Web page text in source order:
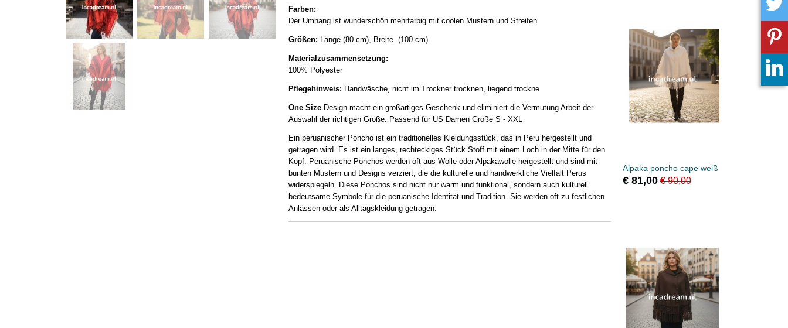
Farben:
Der Umhang ist wunderschön mehrfarbig mit coolen Mustern und Streifen.
Größen: Länge (80 cm), Breite (100 cm)
Materialzusammensetzung:
100% Polyester
Pflegehinweis: Handwäsche, nicht im Trockner trocknen, liegend trockne
One Size Design macht ein großartiges Geschenk und eliminiert die Vermutung Arbeit der
Auswahl der richtigen Größe. Passend für US Damen Größe S - XXL
Ein peruanischer Poncho ist ein traditionelles Kleidungsstück, das in Peru hergestellt und
getragen wird. Es ist ein langes, rechteckiges Stück Stoff mit einem Loch in der Mitte für den
Kopf. Peruanische Ponchos werden oft aus Wolle oder Alpakawolle hergestellt und sind mit
bunten Mustern und Designs verziert, die die kulturelle und handwerkliche Vielfalt Perus
widerspiegeln. Diese Ponchos sind nicht nur warm und funktional, sondern auch kulturell
bedeutsame Symbole für die peruanische Identität und Tradition. Sie werden oft zu festlichen
Anlässen oder als Alltagskleidung getragen.
Alpaka poncho cape weiß
€ 81,00 € 90,00